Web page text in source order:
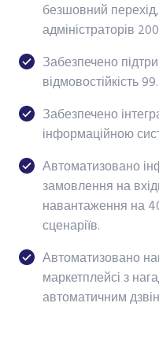
безшовний
адміністраторів
Забезпечено
відмовостійкість
Забезпечено
інформаційною
Автоматизовано
замовлення на
навантаження на
сценаріїв.
Автоматизовано
маркетплейсі з
автоматичним